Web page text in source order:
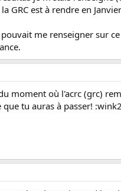
GRC est à rendre en
me renseigner sur
moment où l'acrc (grc)
tu auras à passer!